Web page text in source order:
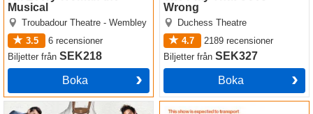
Musical
Troubadour Theatre - Wembley
3.5
6 recensioner
Biljetter från SEK218
Boka
Wrong
Duchess Theatre
4.7
2189 recensioner
BiljetterfrånSEK327
Boka
The Producers Trainspotting The Musical